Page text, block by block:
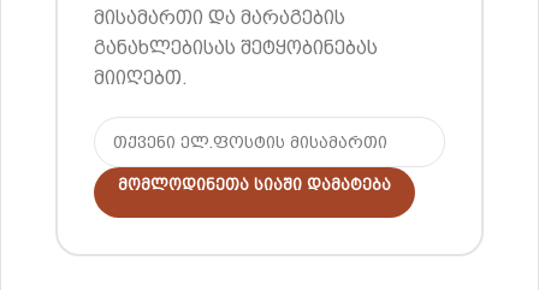
მისამართი და მარაგების
განახლებისას შეტყობინებას
მიიღებთ.
Მომლოდინეთა Სიაში Დამატება